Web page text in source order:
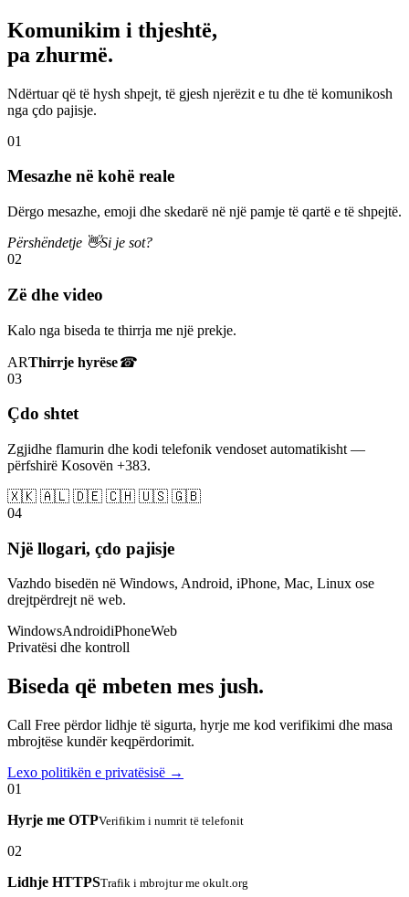
Komunikim i thjeshtë,
pa zhurmë.
Ndërtuar që të hysh shpejt, të gjesh njerëzit e tu dhe të komunikosh
nga çdo pajisje.
01
Mesazhe në kohë reale
Dërgo mesazhe, emoji dhe skedarë në një pamje të qartë e të shpejtë.
Përshëndetje 👋Si je sot?
02
Zë dhe video
Kalo nga biseda te thirrja me një prekje.
ARThirrje hyrëse☎
03
Çdo shtet
Zgjidhe flamurin dhe kodi telefonik vendoset automatikisht —
përfshirë Kosovën +383.
🇽🇰 🇦🇱 🇩🇪 🇨🇭 🇺🇸 🇬🇧
04
Një llogari, çdo pajisje
Vazhdo bisedën në Windows, Android, iPhone, Mac, Linux ose
drejtpërdrejt në web.
WindowsAndroidiPhoneWeb
Privatësi dhe kontroll
Biseda që mbeten mes jush.
Call Free përdor lidhje të sigurta, hyrje me kod verifikimi dhe masa
mbrojtëse kundër keqpërdorimit.
Lexo politikën e privatësisë →
01
Hyrje me OTPVerifikim i numrit të telefonit
02
Lidhje HTTPSTrafik i mbrojtur me okult.org